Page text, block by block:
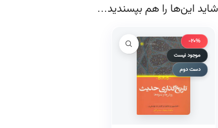
شاید این‌ها را هم بپسندید…
-20%
موجود نیست
دست دوم